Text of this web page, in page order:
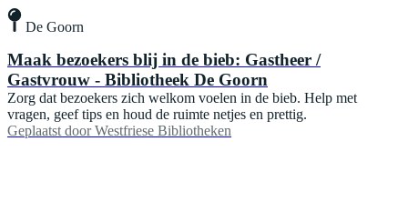
De Goorn
Maak bezoekers blij in de bieb: Gastheer /
Gastvrouw - Bibliotheek De Goorn
Zorg dat bezoekers zich welkom voelen in de bieb. Help met
vragen, geef tips en houd de ruimte netjes en prettig.
Geplaatst door Westfriese Bibliotheken